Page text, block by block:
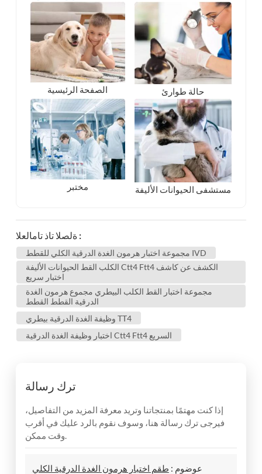
الصفحة الرئيسية حالة طوارئ
مختبر مستشفى الحيوانات الأليفة
ةلصلا تاذ تامالعلا :
مجموعة اختبار هرمون الغدة الدرقية الكلي للقطط IVD
الكلب القط الحيوانات الأليفة Ctt4 Ftt4 الكشف عن كاشف
اختبار سريع
مجموعة اختبار القط الكلب البيطري مجموع هرمون الغدة
الدرقية القطط القطط
وظيفة الغدة الدرقية بيطري TT4
اختبار وظيفة الغدة الدرقية Ctt4 Ftt4 السريع
ترك رسالة
إذا كنت مهتمًا بمنتجاتنا وتريد معرفة المزيد من التفاصيل،
فيرجى ترك رسالة هنا، وسوف نقوم بالرد عليك في أقرب
وقت ممكن.
عوضوم : طقم اختبار هرمون الغدة الدرقية الكلي